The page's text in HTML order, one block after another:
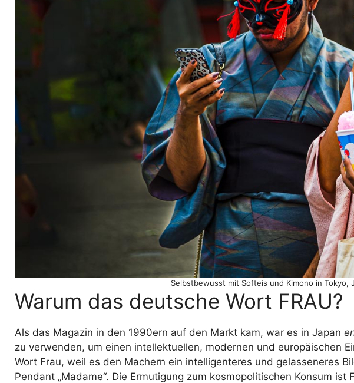
Selbstbewusst mit Softeis und Kimono in Tokyo,
Warum das deutsche Wort FRAU?
Als das Magazin in den 1990ern auf den Markt kam, war es in Japan
zu verwenden, um einen intellektuellen, modernen und europäischen
Wort Frau, weil es den Machern ein intelligenteres und gelasseneres
Pendant „Madame“. Die Ermutigung zum kosmopolitischen Konsum